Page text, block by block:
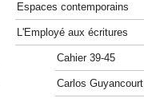
Espaces contemporains
L'Employé aux écritures
Cahier 39-45
Carlos Guyancourt